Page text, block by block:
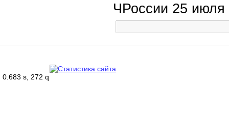
ЧРоссии 25 июля
0.683 s, 272 q